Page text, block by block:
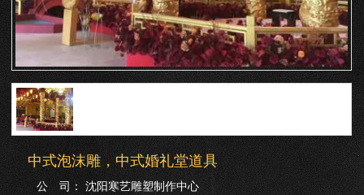
中式泡沫雕，中式婚礼堂道具
公 司： 沈阳寒艺雕塑制作中心